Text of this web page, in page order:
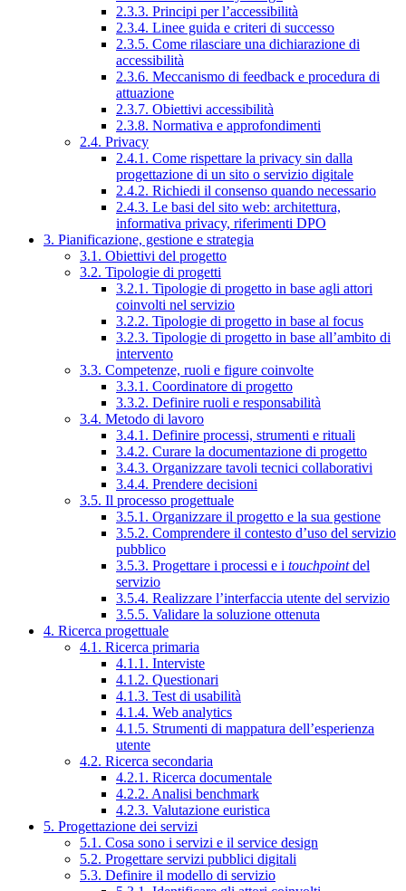
2.3.3. Principi per l’accessibilità
2.3.4. Linee guida e criteri di successo
2.3.5. Come rilasciare una dichiarazione di
accessibilità
2.3.6. Meccanismo di feedback e procedura di
attuazione
2.3.7. Obiettivi accessibilità
2.3.8. Normativa e approfondimenti
2.4. Privacy
2.4.1. Come rispettare la privacy sin dalla
progettazione di un sito o servizio digitale
2.4.2. Richiedi il consenso quando necessario
2.4.3. Le basi del sito web: architettura,
informativa privacy, riferimenti DPO
3. Pianificazione, gestione e strategia
3.1. Obiettivi del progetto
3.2. Tipologie di progetti
3.2.1. Tipologie di progetto in base agli attori
coinvolti nel servizio
3.2.2. Tipologie di progetto in base al focus
3.2.3. Tipologie di progetto in base all’ambito di
intervento
3.3. Competenze, ruoli e figure coinvolte
3.3.1. Coordinatore di progetto
3.3.2. Definire ruoli e responsabilità
3.4. Metodo di lavoro
3.4.1. Definire processi, strumenti e rituali
3.4.2. Curare la documentazione di progetto
3.4.3. Organizzare tavoli tecnici collaborativi
3.4.4. Prendere decisioni
3.5. Il processo progettuale
3.5.1. Organizzare il progetto e la sua gestione
3.5.2. Comprendere il contesto d’uso del servizio
pubblico
3.5.3. Progettare i processi e i touchpointdel
servizio
3.5.4. Realizzare l’interfaccia utente del servizio
3.5.5. Validare la soluzione ottenuta
4. Ricerca progettuale
4.1. Ricerca primaria
4.1.1. Interviste
4.1.2. Questionari
4.1.3. Test di usabilità
4.1.4. Web analytics
4.1.5. Strumenti di mappatura dell’esperienza
utente
4.2. Ricerca secondaria
4.2.1. Ricerca documentale
4.2.2. Analisi benchmark
4.2.3. Valutazione euristica
5. Progettazione dei servizi
5.1. Cosa sono i servizi e il service design
5.2. Progettare servizi pubblici digitali
5.3. Definire il modello di servizio